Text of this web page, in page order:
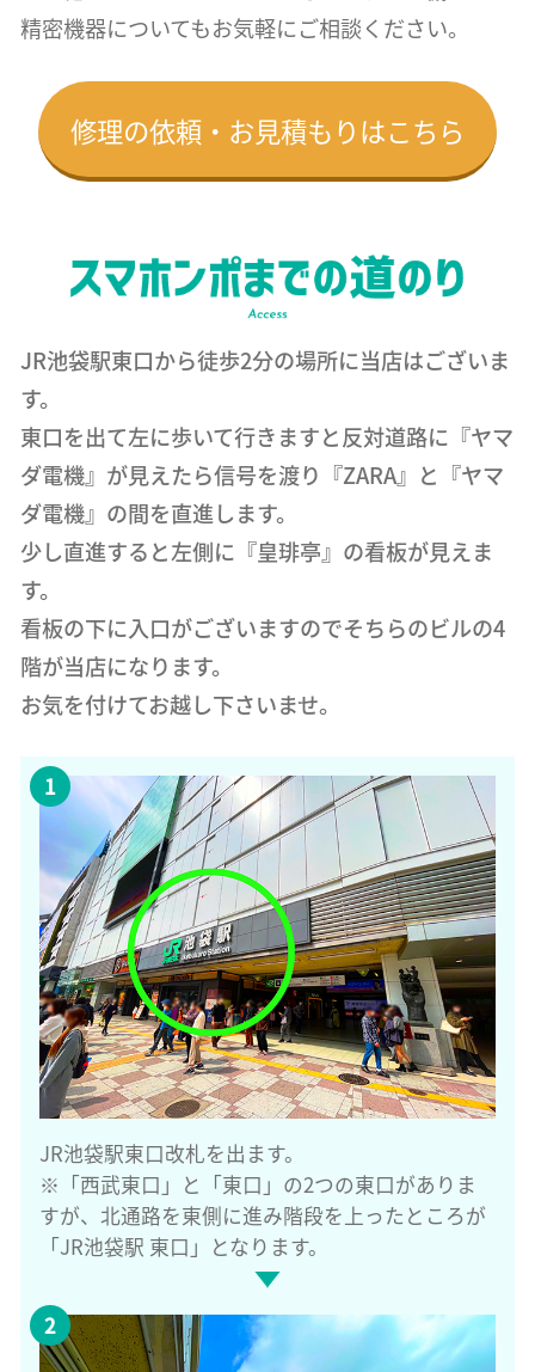
精密機器についてもお気軽にご相談ください。
修理の依頼・お見積もりはこちら
JR池袋駅東口から徒歩2分の場所に当店はございま
す。
東口を出て左に歩いて行きますと反対道路に『ヤマ
ダ電機』が見えたら信号を渡り『ZARA』と『ヤマ
ダ電機』の間を直進します。
少し直進すると左側に『皇琲亭』の看板が見えま
す。
看板の下に入口がございますのでそちらのビルの4
階が当店になります。
お気を付けてお越し下さいませ。
JR池袋駅東口改札を出ます。
※「西武東口」と「東口」の2つの東口がありま
すが、北通路を東側に進み階段を上ったところが
「JR池袋駅 東口」となります。